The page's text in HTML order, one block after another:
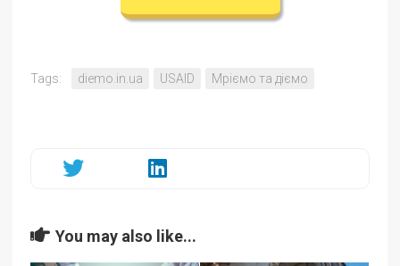
Tags: diemo.in.ua USAID Мріємо та діємо
You may also like...